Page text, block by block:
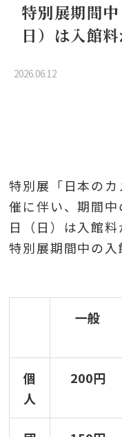
特別展期間
日）は入館
2026.06.12
特別展「日本の
催に伴い、期間
日（日）は入館料
特別展期間中の入
一般
個
人
200円